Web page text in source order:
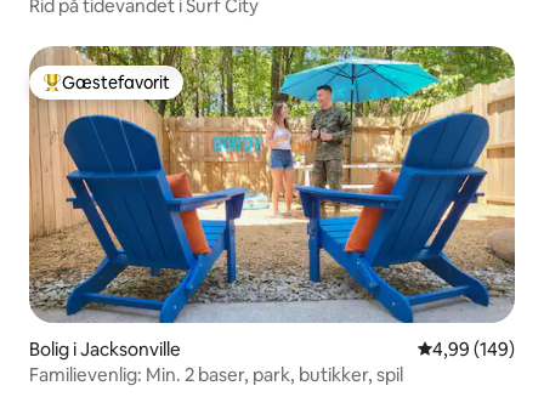
Rid på tidevandet i Surf City
Bedste gæstefavorit
Gæstefavorit
Bolig i Jacksonville 4,99 ud af 5 i
4,99 (149)
Familievenlig: Min. 2 baser, park, butikker, spil